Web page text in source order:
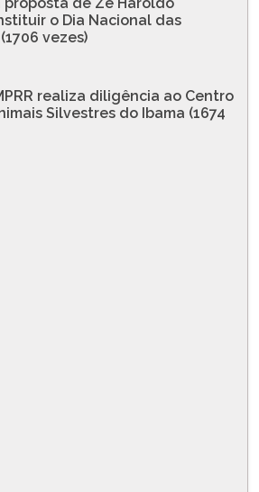
proposta de Zé Haroldo
o Dia Nacional das
vezes)
realiza diligência ao Centro
Silvestres do Ibama (1674